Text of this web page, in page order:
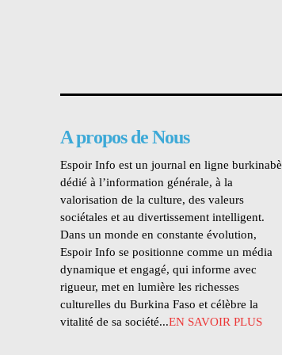
A propos de Nous
Espoir Info est un journal en ligne burkinabè
dédié à l’information générale, à la
valorisation de la culture, des valeurs
sociétales et au divertissement intelligent.
Dans un monde en constante évolution,
Espoir Info se positionne comme un média
dynamique et engagé, qui informe avec
rigueur, met en lumière les richesses
culturelles du Burkina Faso et célèbre la
vitalité de sa société...EN SAVOIR PLUS